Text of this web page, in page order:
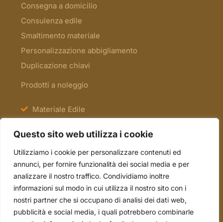
Questo sito web utilizza i cookie
Utilizziamo i cookie per personalizzare contenuti ed
annunci, per fornire funzionalità dei social media e per
analizzare il nostro traffico. Condividiamo inoltre
informazioni sul modo in cui utilizza il nostro sito con i
nostri partner che si occupano di analisi dei dati web,
pubblicità e social media, i quali potrebbero combinarle
Consegna a domicilio
Consulenza edile
Smaltimento materiale
Personalizzazione abbigliamento
Duplicazione chiavi
Prodotti a noleggio
Materiale Edile
Scale e Ponteggi
Occasioni
tel. 051.70.22.15
mail. info@borsari2emme.it